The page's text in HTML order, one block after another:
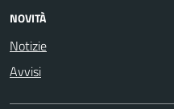
NOVITÀ
Notizie
Avvisi